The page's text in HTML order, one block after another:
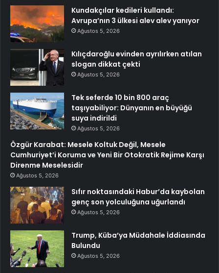
Kundakçılar kedileri kullandı:
Avrupa’nın 3 ülkesi alev alev yanıyor
Ağustos 5, 2026
Kılıçdaroğlu evinden ayrılırken atılan
slogan dikkat çekti
Ağustos 5, 2026
Tek seferde 10 bin 800 araç
taşıyabiliyor: Dünyanın en büyüğü
suya indirildi
Ağustos 5, 2026
Özgür Karabat: Mesele Koltuk Değil, Mesele
Cumhuriyet’i Koruma ve Yeni Bir Otokratik Rejime Karşı
Direnme Meselesidir
Ağustos 5, 2026
Sıfır noktasındaki Habur’da kaybolan
genç son yolculuğuna uğurlandı
Ağustos 5, 2026
Trump, Küba’ya Müdahale İddiasında
Bulundu
Ağustos 5, 2026